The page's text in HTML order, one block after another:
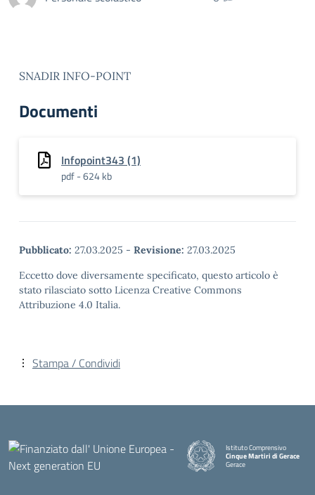
SNADIR INFO-POINT
Documenti
Infopoint343 (1)
pdf - 624 kb
Pubblicato: 27.03.2025 - Revisione: 27.03.2025
Eccetto dove diversamente specificato, questo articolo è
stato rilasciato sotto Licenza Creative Commons
Attribuzione 4.0 Italia.
Stampa / Condividi
Istituto Comprensivo
Cinque Martiri di Gerace
Gerace